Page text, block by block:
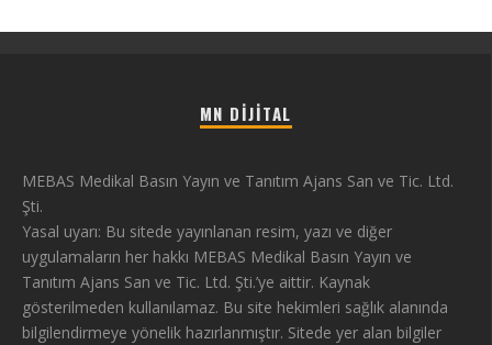
MN DIJITAL
MEBAS Medikal Basın Yayın ve Tanıtım Ajans San ve Tic. Ltd.
Şti.
Yasal uyarı: Bu sitede yayınlanan resim, yazı ve diğer
uygulamaların her hakkı MEBAS Medikal Basın Yayın ve
Tanıtım Ajans San ve Tic. Ltd. Şti.’ye aittir. Kaynak
gösterilmeden kullanılamaz. Bu site hekimleri sağlık alanında
bilgilendirmeye yönelik hazırlanmıştır. Sitede yer alan bilgiler